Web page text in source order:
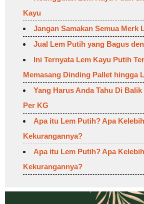
Kayu
Jangan Samakan Semua Merk
Jual Lem Putih yang Bagus
Ini Ternyata Lem Kayu Putih
Memasang Dinding Pallet hingga
Yang Harus Anda Tahu Di
Per KG
Apa itu Lem Putih? Apa
Kekurangannya?
Apa itu Lem Putih? Apa
Kekurangannya?